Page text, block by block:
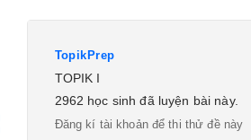
TopikPrep
TOPIK I
2962 học sinh đã luyện bài này.
Đăng kí tài khoản để thi thử đề này